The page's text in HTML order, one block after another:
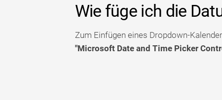
Wie füge ich die
Zum Einfügen eines Dropdown-
"Microsoft Date and Time Picker